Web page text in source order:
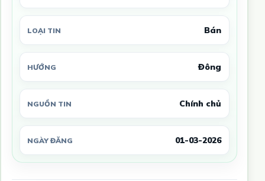
LOẠI TIN Bán
HƯỚNG Đông
NGUỒN TIN Chính chủ
NGÀY ĐĂNG 01-03-2026